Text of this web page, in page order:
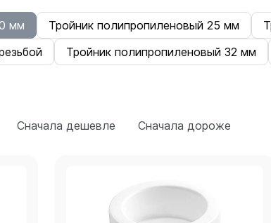
мм Тройник полипропиленовый 25 мм
Тройник полипропиленовый 32 мм
Сначала дешевле Сначала дороже